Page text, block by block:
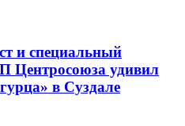
и специальный
Центросоюза удивил
в Суздале